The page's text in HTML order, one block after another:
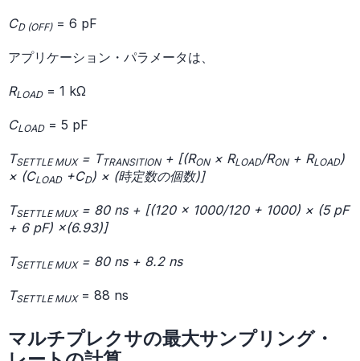
CD (OFF) = 6 pF
アプリケーション・パラメータは、
RLOAD= 1 kΩ
CLOAD= 5 pF
TSETTLE MUX= TTRANSITION+ [(RON× RLOAD/RON+ RLOAD)
× (CLOAD+CD) × (時定数の個数)]
TSETTLE MUX= 80 ns + [(120 × 1000/120 + 1000) × (5 pF
+ 6 pF) ×(6.93)]
TSETTLE MUX= 80 ns + 8.2 ns
TSETTLE MUX= 88 ns
マルチプレクサの最大サンプリング・